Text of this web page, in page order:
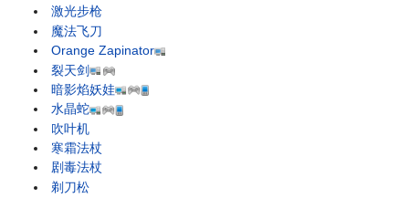
激光步枪
魔法飞刀
Orange Zapinator
裂天剑
暗影焰妖娃
水晶蛇
吹叶机
寒霜法杖
剧毒法杖
剃刀松